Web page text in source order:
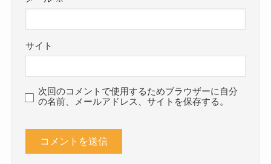
サイト
次回のコメントで使用するためブラウザーに自分
の名前、メールアドレス、サイトを保存する。